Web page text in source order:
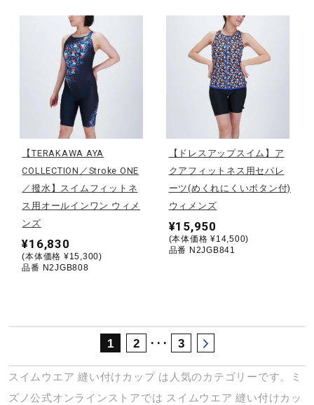
サポート
直営店一覧
取扱店一覧
【TERAKAWA AYA
COLLECTION／Stroke ONE
／撥水】スイムフィットネ
ス用オールインワン ウィメ
ンズ
¥16,830
(本体価格 ¥15,300)
品番 N2JGB808
【ドレスアップスイム】ア
クアフィットネス用セパレ
ーツ(めくれにくいボタン付)
ウィメンズ
¥15,950
(本体価格 ¥14,500)
品番 N2JGB841
1 2 ･･･ 3
スイムウエア 縫い付けカップ は人気のカテゴリーです。ミ
ズノ公式オンラインストアでは スイムウエア 縫い付けカッ